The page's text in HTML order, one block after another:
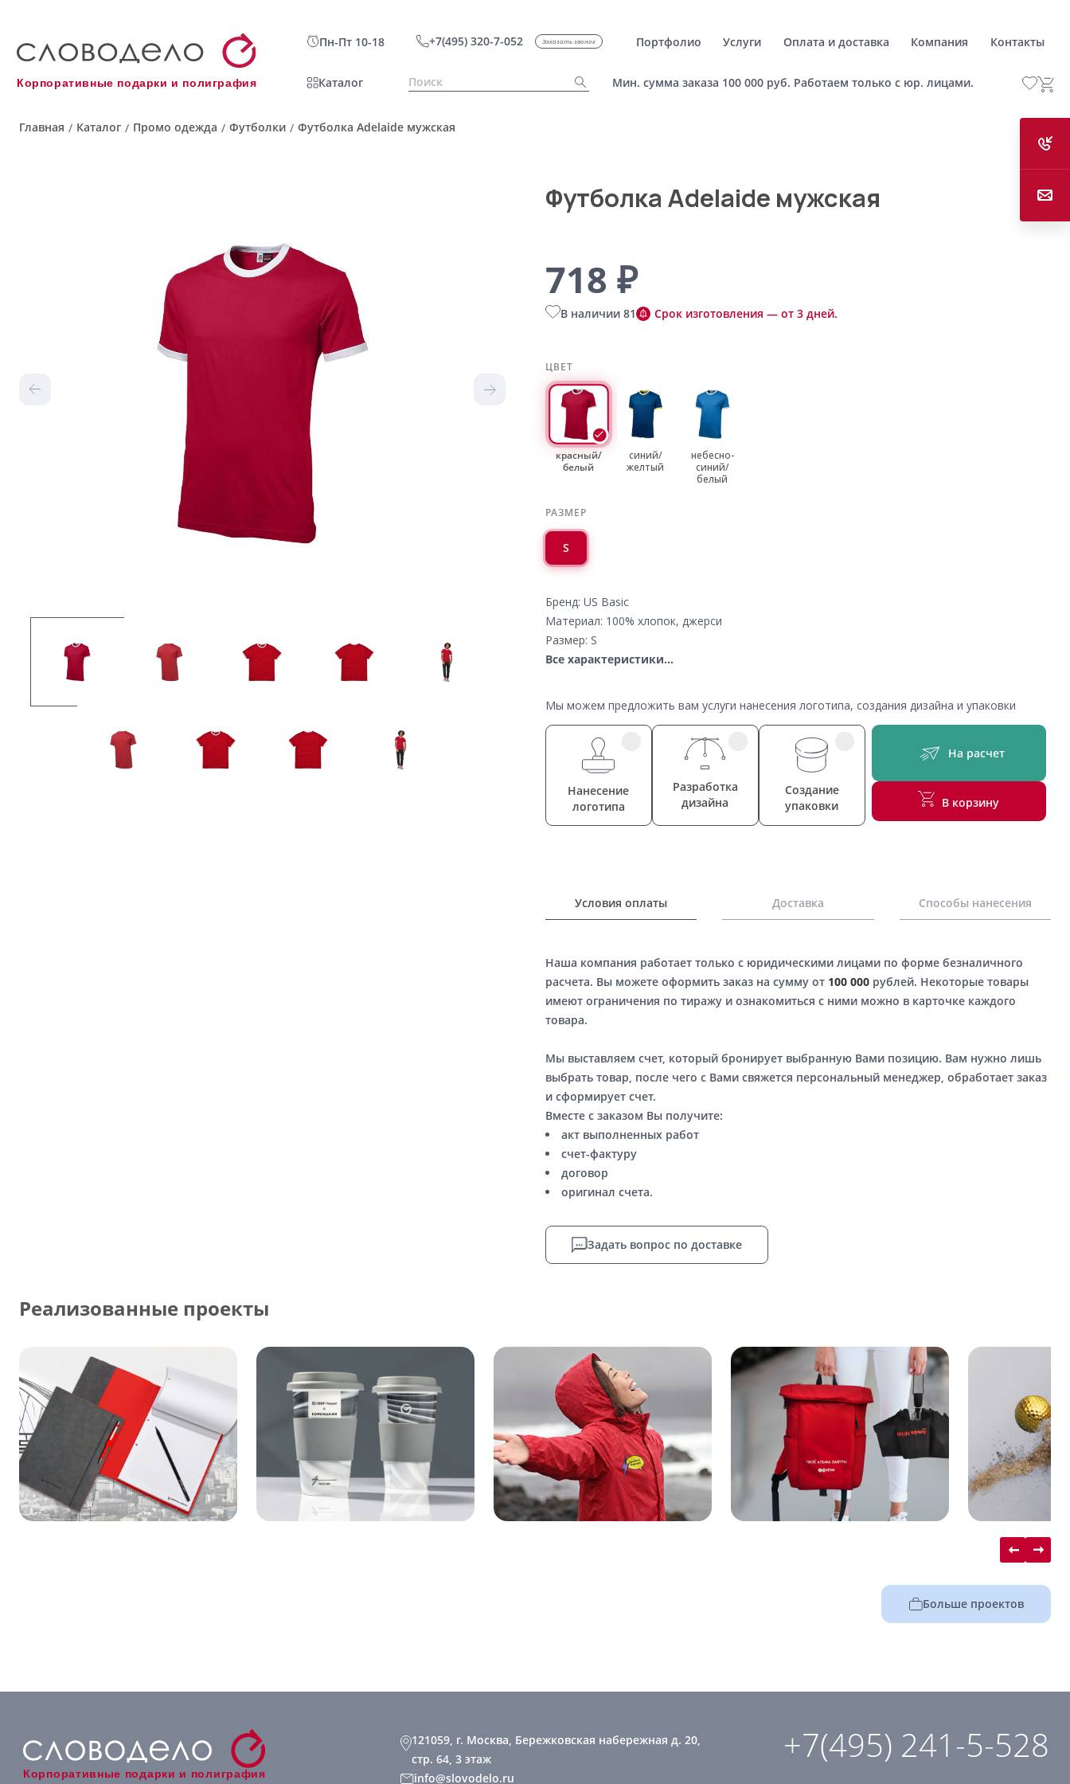
Корпоративные подарки и полиграфия
Пн-Пт 10-18 +7(495) 320-7-052 Заказать звонок Портфолио Услуги Оплата и доставка Компания Контакты
Каталог Мин. сумма заказа 100 000 руб. Работаем только с юр. лицами.
Главная / Каталог / Промо одежда / Футболки / Футболка Adelaide мужская
Футболка Adelaide мужская
718 ₽
В наличии 81 Срок изготовления — от 3 дней.
ЦВЕТ
красный/
белый
синий/
желтый
небесно-
синий/
белый
РАЗМЕР
S
Бренд: US Basic
Материал: 100% хлопок, джерси
Размер: S
Все характеристики...
Мы можем предложить вам услуги нанесения логотипа, создания дизайна и упаковки
Нанесение
логотипа
Разработка
дизайна
Создание
упаковки
На расчет
В корзину
Условия оплаты Доставка Способы нанесения
Наша компания работает только с юридическими лицами по форме безналичного
расчета. Вы можете оформить заказ на сумму от 100 000рублей. Некоторые товары
имеют ограничения по тиражу и ознакомиться с ними можно в карточке каждого
товара.
Мы выставляем счет, который бронирует выбранную Вами позицию. Вам нужно лишь
выбрать товар, после чего с Вами свяжется персональный менеджер, обработает заказ
и сформирует счет.
Вместе с заказом Вы получите:
акт выполненных работ
счет-фактуру
договор
оригинал счета.
Задать вопрос по доставке
Реализованные проекты
Больше проектов
Корпоративные подарки и полиграфия
121059, г. Москва, Бережковская набережная д. 20,
стр. 64, 3 этаж
info@slovodelo.ru
+7(495) 241-5-528